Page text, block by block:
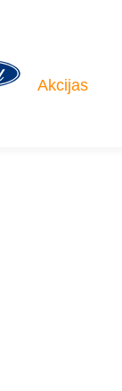
Akcijas